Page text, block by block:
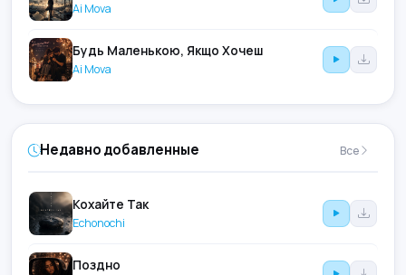
Ai Mova
Будь Маленькою, Якщо Хочеш
Ai Mova
Недавно добавленные Все
Кохайте Так
Echonochi
Поздно